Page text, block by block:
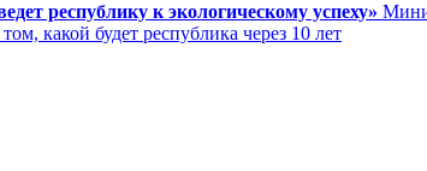
республику к экологическому успеху»
какой будет республика через 10 лет